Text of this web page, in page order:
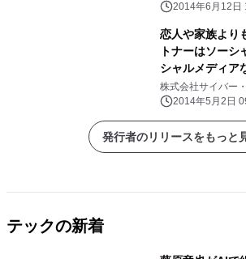
のお祝い ― 両親
否確認ツール！
議」をするSNS
2014年6月12日
恋人や家族より
トナーはソーシ
シャルメディア
れない人が4割
1時間以上は利
Social Life
たにとってのソ
要度は？』
株式会社サイバー
2014年5月2日
発行者のリリースをもっと
テックの新着